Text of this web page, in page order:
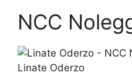
NCC